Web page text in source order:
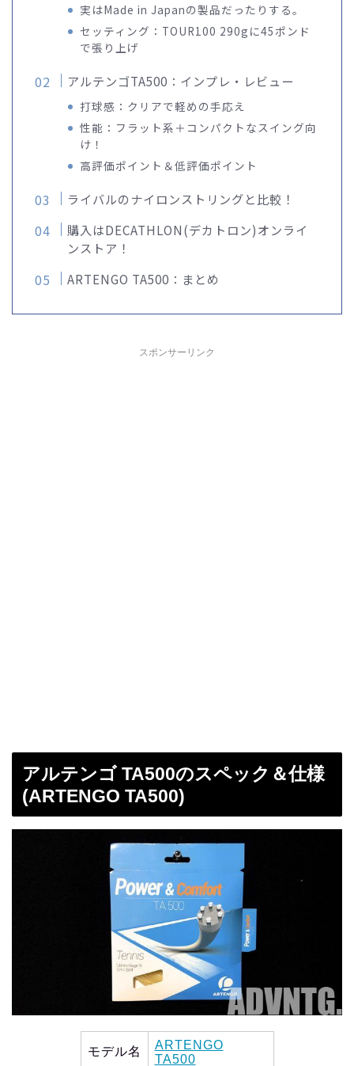
実はMade in Japanの製品だったりする。
セッティング：TOUR100 290gに45ポンド
で張り上げ
アルテンゴTA500：インプレ・レビュー
打球感：クリアで軽めの手応え
性能：フラット系＋コンパクトなスイング向
け！
高評価ポイント＆低評価ポイント
ライバルのナイロンストリングと比較！
購入はDECATHLON(デカトロン)オンライ
ンストア！
ARTENGO TA500：まとめ
スポンサーリンク
アルテンゴ TA500のスペック＆仕様
(ARTENGO TA500)
モデル名
ARTENGO
TA500